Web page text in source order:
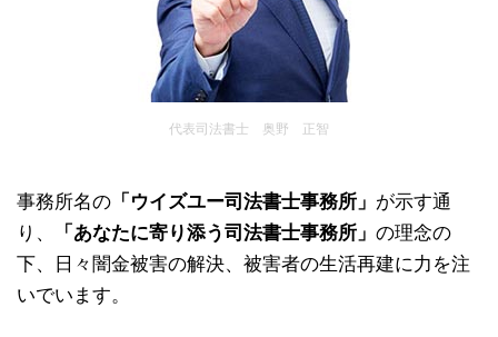
代表司法書士 奥野 正智
事務所名の 「ウイズユー司法書士事務所」 が示す通
り、
「あなたに寄り添う司法書士事務所」 の理念の
下、日々闇金被害の解決、被害者の生活再建に力を注
いでいます。